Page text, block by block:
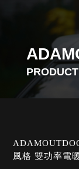
風格 雙功率電